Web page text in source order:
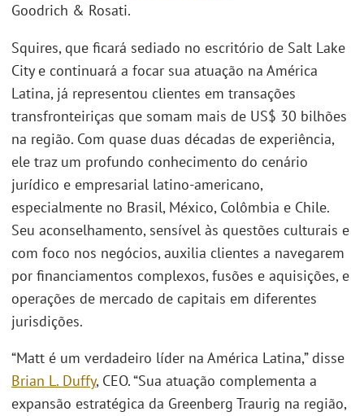
Goodrich & Rosati.
Squires, que ficará sediado no escritório de Salt Lake
City e continuará a focar sua atuação na América
Latina, já representou clientes em transações
transfronteiriças que somam mais de US$ 30 bilhões
na região. Com quase duas décadas de experiência,
ele traz um profundo conhecimento do cenário
jurídico e empresarial latino-americano,
especialmente no Brasil, México, Colômbia e Chile.
Seu aconselhamento, sensível às questões culturais e
com foco nos negócios, auxilia clientes a navegarem
por financiamentos complexos, fusões e aquisições, e
operações de mercado de capitais em diferentes
jurisdições.
“Matt é um verdadeiro líder na América Latina,” disse
Brian L. Duffy, CEO. “Sua atuação complementa a
expansão estratégica da Greenberg Traurig na região,